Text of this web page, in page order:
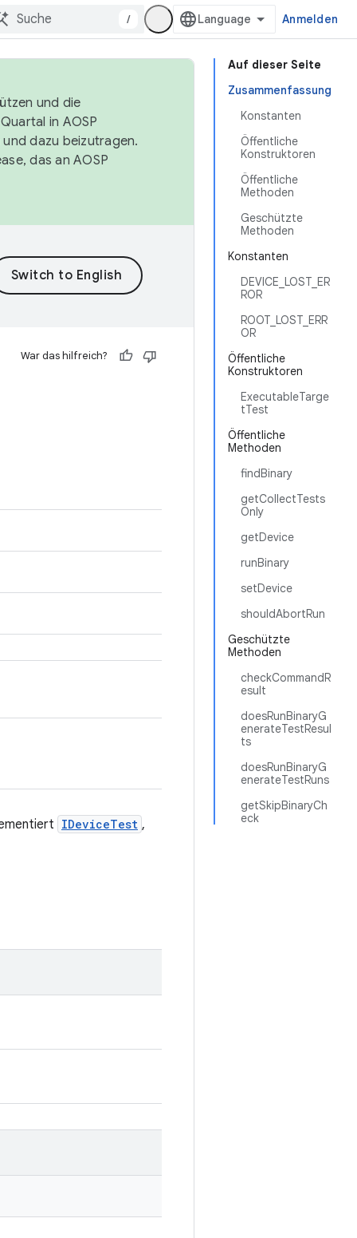
/ Anmelden
Auf dieser Seite
Zusammenfassung
Konstanten
Öffentliche
Konstruktoren
Öffentliche
Methoden
Geschützte
Methoden
Konstanten
DEVICE_LOST_ER
ROR
ROOT_LOST_ERR
OR
Öffentliche
Konstruktoren
ExecutableTarge
tTest
Öffentliche
Methoden
findBinary
getCollectTests
Only
getDevice
runBinary
setDevice
shouldAbortRun
Geschützte
Methoden
checkCommandR
esult
doesRunBinaryG
enerateTestResul
ts
doesRunBinaryG
enerateTestRuns
getSkipBinaryCh
eck
und die
in AOSP
und dazu beizutragen.
das an AOSP
War das hilfreich?
IDeviceTest ,